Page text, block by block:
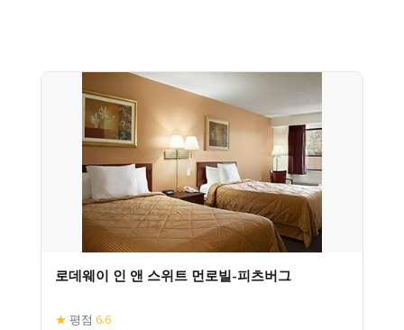
로데웨이 인 앤 스위트 먼로빌-피츠버그
★ 평점 6.6